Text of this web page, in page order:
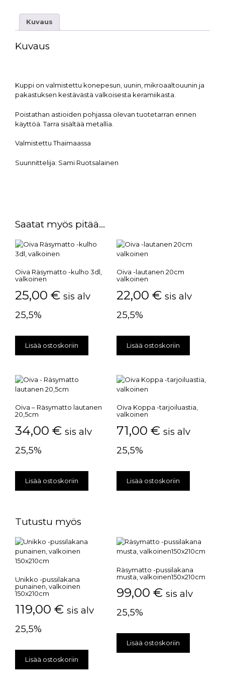
Kuvaus
Kuvaus
Kuppi on valmistettu konepesun, uunin, mikroaaltouunin ja
pakastuksen kestävästä valkoisesta keramiikasta.
Poistathan astioiden pohjassa olevan tuotetarran ennen
käyttöä. Tarra sisältää metallia.
Valmistettu Thaimaassa
Suunnittelija: Sami Ruotsalainen
Saatat myös pitää...
Oiva Räsymatto -kulho 3dl,
valkoinen
25,00 € sis alv
25,5%
Lisää ostoskoriin
Oiva -lautanen 20cm
valkoinen
22,00 € sis alv
25,5%
Lisää ostoskoriin
Oiva – Räsymatto lautanen
20,5cm
34,00 € sis alv
25,5%
Lisää ostoskoriin
Oiva Koppa -tarjoiluastia,
valkoinen
71,00 € sis alv
25,5%
Lisää ostoskoriin
Tutustu myös
Unikko -pussilakana
punainen, valkoinen
150x210cm
119,00 € sis alv
25,5%
Lisää ostoskoriin
Räsymatto -pussilakana
musta, valkoinen150x210cm
99,00 € sis alv
25,5%
Lisää ostoskoriin